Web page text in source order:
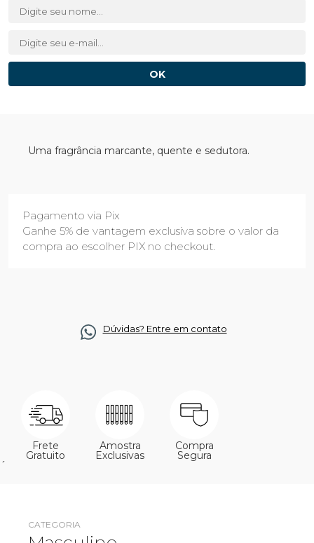
Uma fragrância marcante, quente e sedutora.
Pagamento via Pix
Ganhe 5% de vantagem exclusiva sobre o valor da
compra ao escolher PIX no checkout.
Dúvidas? Entre em contato
Frete
Gratuito
Amostra
Exclusivas
Compra
Segura
´
CATEGORIA